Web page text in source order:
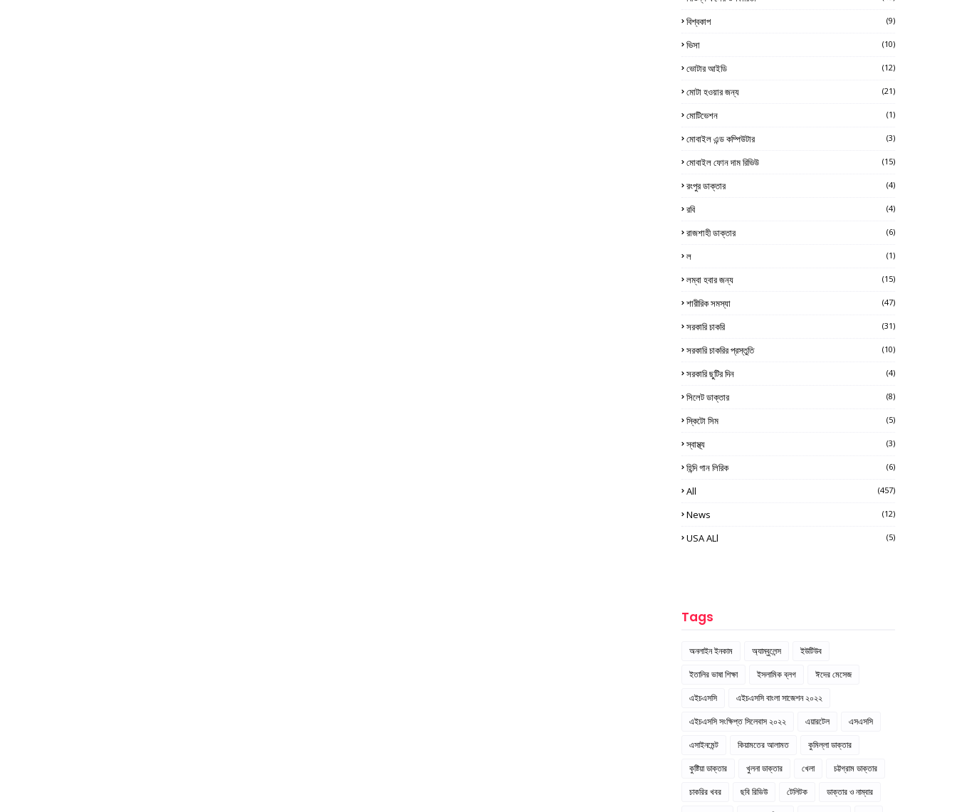
বিশ্বকাপ (9)
ভিসা (10)
ভোটার আইডি (12)
মোটা হওয়ার জন্য (21)
মোটিভেশন (1)
মোবাইল এন্ড কম্পিউটার (3)
মোবাইল ফোন দাম রিভিউ (15)
রংপুর ডাক্তার (4)
রবি (4)
রাজশাহী ডাক্তার (6)
ল (1)
লম্বা হবার জন্য (15)
শারীরিক সমস্যা (47)
সরকারি চাকরি (31)
সরকারি চাকরির প্রস্তুতি (10)
সরকারি ছুটির দিন (4)
সিলেট ডাক্তার (8)
স্কিটো সিম (5)
স্বাস্থ্য (3)
হিন্দি গান লিরিক (6)
All (457)
News (12)
USA ALl (5)
Tags
অনলাইন ইনকাম অ্যাম্বুলেন্স
ইউটিউব
ইতালির ভাষা শিক্ষা
ইসলামিক ব্লগ
ঈদের মেসেজ
এইচএসসি
এইচএসসি বাংলা সাজেশন ২০২২
এইচএসসি সংক্ষিপ্ত সিলেবাস ২০২২
এয়ারটেল
এসএসসি
এসাইনমেন্ট
কিয়ামতের আলামত
কুমিল্লা ডাক্তার
কুষ্টিয়া ডাক্তার
খুলনা ডাক্তার খেলা
চট্টগ্রাম ডাক্তার
চাকরির খবর
ছবি রিভিউ টেলিটক
ডাক্তার ও নাম্বার